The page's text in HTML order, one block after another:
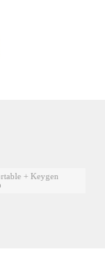
+ Keygen